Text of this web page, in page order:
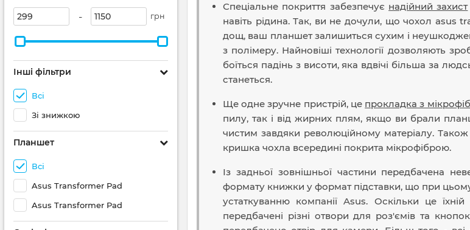
- грн
Інші фільтри
Всі
Зі знижкою
Планшет
Всі
Asus Transformer Pad
Asus Transformer Pad
Спеціальне покриття забезпечує надійний захист
навіть рідина. Так, ви не дочули, що чохол asus
дощ, ваш планшет залишиться сухим і
з полімеру. Найновіші технології дозволяють
боїться падінь з висоти, яка вдвічі більша за
станеться.
Ще одне зручне пристрій, це прокладка з
пилу, так і від жирних плям, якщо ви брали
чистим завдяки революційному матеріалу.
кришка чохла всередині покрита мікрофіброю.
Із задньої зовнішньої частини передбачена
формату книжки у формат підставки, що при
устаткуванню компанії Asus. Оскільки це
передбачені різні отвори для роз'ємів та